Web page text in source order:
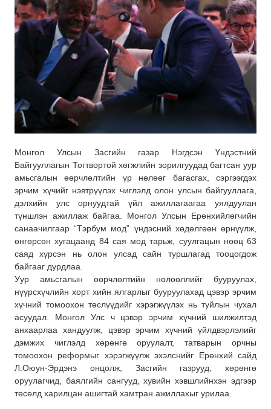
Монгол Улсын Засгийн газар Нэгдсэн Үндэстний
Байгууллагын Тогтвортой хөгжлийн зорилгуудад багтсан уур
амьсгалын өөрчлөлтийн үр нөлөөг багасгах, сэргээгдэх
эрчим хүчийг нэвтрүүлэх чиглэлд олон улсын байгууллага,
дэлхийн улс орнуудтай үйл ажиллагаагаа уялдуулан
түншлэн ажиллаж байгаа. Монгол Улсын Ерөнхийлөгчийн
санаачилгаар “Тэрбум мод” үндэсний хөдөлгөөн өрнүүлж,
өнгөрсөн хугацаанд 84 сая мод тарьж, суулгацын нөөц 63
саяд хүрсэн нь олон улсад сайн туршлагад тооцогдож
байгааг дурдлаа.
Уур амьсгалын өөрчлөлтийн нөлөөллийг бууруулах,
нүүрсхүчлийн хорт хийн ялгарлыг бууруулахад цэвэр эрчим
хүчний томоохон төслүүдийг хэрэгжүүлэх нь туйлын чухал
асуудал. Монгол Улс ч цэвэр эрчим хүчний шилжилтэд
анхаарлаа хандуулж, цэвэр эрчим хүчний үйлдвэрлэлийг
дэмжих чиглэлд хөрөнгө оруулалт, татварын орчны
томоохон реформыг хэрэгжүүлж эхэлснийг Ерөнхий сайд
Л.Оюун-Эрдэнэ онцолж, Засгийн газрууд, хөрөнгө
оруулагчид, баялгийн сангууд, хувийн хэвшлийнхэн эдгээр
төсөлд харилцан ашигтай хамтран ажиллахыг урилаа.